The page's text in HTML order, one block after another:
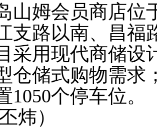
姆会员商店位
支路以南、昌福
采用现代商储设
仓储式购物需求
1050个停车位。
炜）